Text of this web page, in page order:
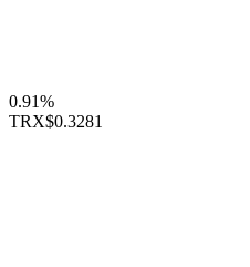
0.91%
TRX$0.3281